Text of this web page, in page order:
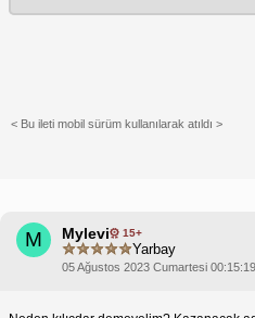
< Bu ileti mobil sürüm kullanılarak atıldı >
M Mylevi 15+
Yarbay
05 Ağustos 2023 Cumartesi